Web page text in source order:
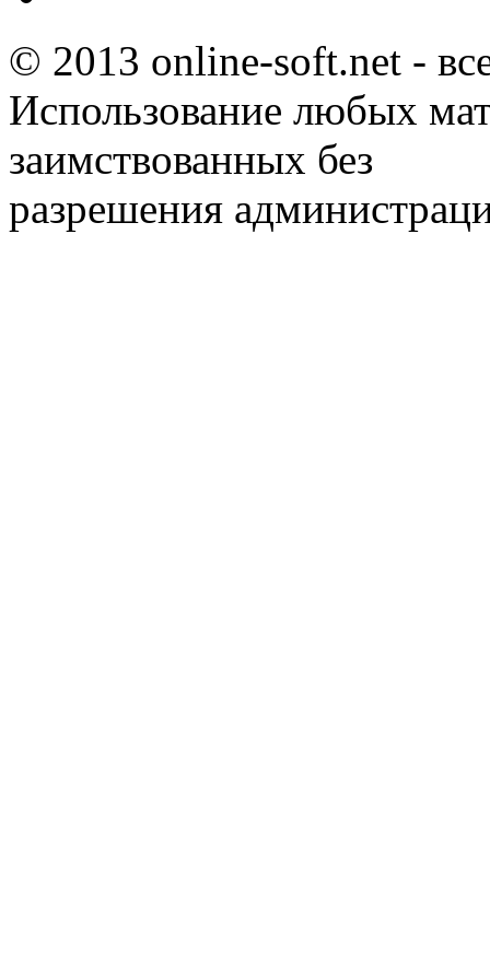
© 2013 online-soft.net -
Использование любых
заимствованных без
разрешения